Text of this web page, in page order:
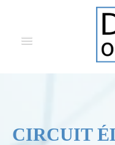
Communication
CIRCUIT